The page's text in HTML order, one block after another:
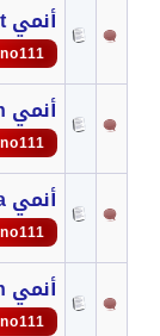
أنمي Fairy Tail: 100 Years Quest: الكشف عن الفيديو الترويجي 1
أنمي Kami no Tou: Ouji no Kikan: الكشف عن فيديو ترويجي جديد
أنمي Katsute Mahou Shoujo to Aku wa Tekitai shiteita: الكشف عن الفيديو الترويجي الرئيسي
أنمي Shikanoko Nokonoko Koshitantan: الكشف عن منصات البث العالمية